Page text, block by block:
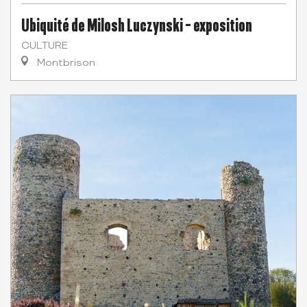
Ubiquité de Milosh Luczynski - exposition
CULTURE
Montbrison